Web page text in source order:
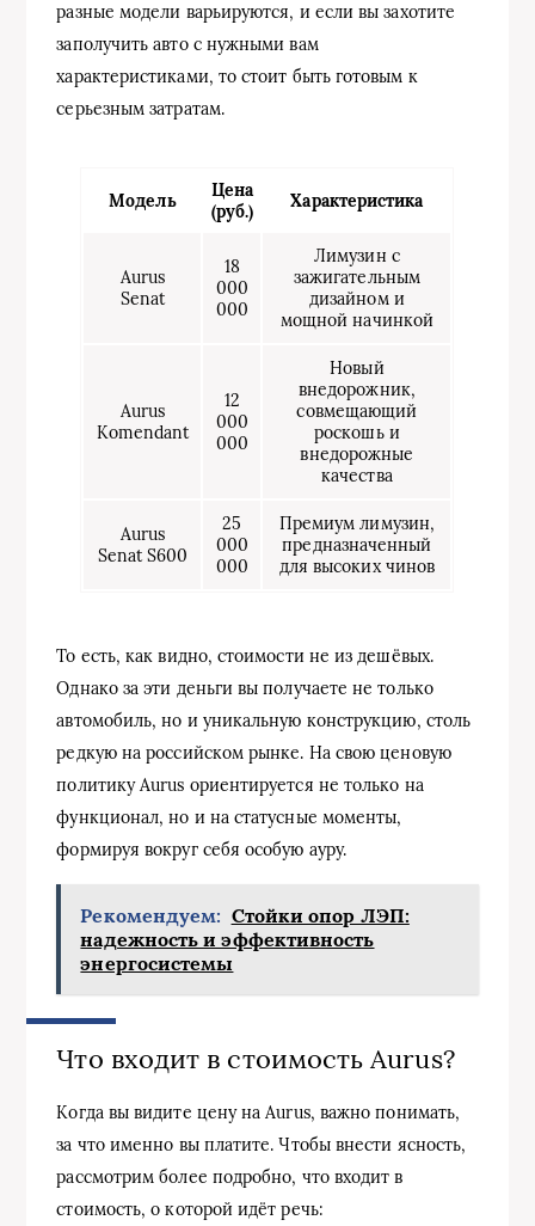
разные модели варьируются, и если вы захотите
заполучить авто с нужными вам
характеристиками, то стоит быть готовым к
серьезным затратам.
Модель
Цена
(руб.)
Характеристика
Aurus
Senat
18
000
000
Лимузин с
зажигательным
дизайном и
мощной начинкой
Aurus
Komendant
12
000
000
Новый
внедорожник,
совмещающий
роскошь и
внедорожные
качества
Aurus
Senat S600
25
000
000
Премиум лимузин,
предназначенный
для высоких чинов
То есть, как видно, стоимости не из дешёвых.
Однако за эти деньги вы получаете не только
автомобиль, но и уникальную конструкцию, столь
редкую на российском рынке. На свою ценовую
политику Aurus ориентируется не только на
функционал, но и на статусные моменты,
формируя вокруг себя особую ауру.
Рекомендуем: Стойки опор ЛЭП:
надежность и эффективность
энергосистемы
Что входит в стоимость Aurus?
Когда вы видите цену на Aurus, важно понимать,
за что именно вы платите. Чтобы внести ясность,
рассмотрим более подробно, что входит в
стоимость, о которой идёт речь: